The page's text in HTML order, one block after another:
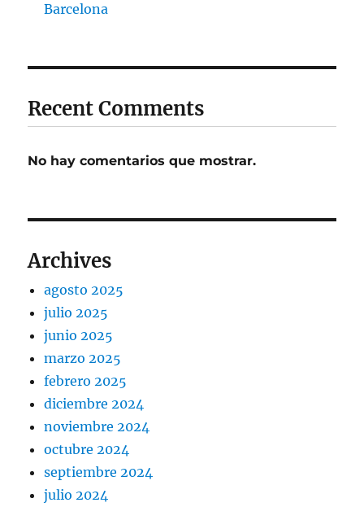
Barcelona
Recent Comments
No hay comentarios que mostrar.
Archives
agosto 2025
julio 2025
junio 2025
marzo 2025
febrero 2025
diciembre 2024
noviembre 2024
octubre 2024
septiembre 2024
julio 2024